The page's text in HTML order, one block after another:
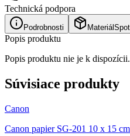
Technická podpora
Podrobnosti Materiál
Popis produktu
Popis produktu nie je k dispozícii.
Súvisiace produkty
Canon
Canon papier SG-201 10 x 15